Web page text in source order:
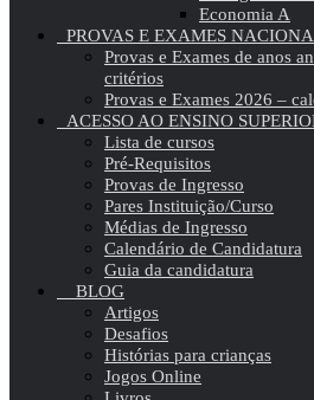
Economia A
PROVAS E EXAMES
Provas e Exames de anos
critérios
Provas e Exames 2026 –
ACESSO AO ENSINO
Lista de cursos
Pré-Requisitos
Provas de Ingresso
Pares Instituição/Curso
Médias de Ingresso
Calendário de Candidatura
Guia da candidatura
BLOG
Artigos
Desafios
Histórias para crianças
Jogos Online